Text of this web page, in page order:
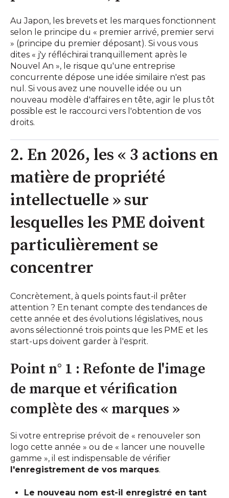
Au Japon, les brevets et les marques fonctionnent
selon le principe du « premier arrivé, premier servi
» (principe du premier déposant). Si vous vous
dites « j'y réfléchirai tranquillement après le
Nouvel An », le risque qu'une entreprise
concurrente dépose une idée similaire n'est pas
nul. Si vous avez une nouvelle idée ou un
nouveau modèle d'affaires en tête, agir le plus tôt
possible est le raccourci vers l'obtention de vos
droits.
2. En 2026, les « 3 actions en
matière de propriété
intellectuelle » sur
lesquelles les PME doivent
particulièrement se
concentrer
Concrètement, à quels points faut-il prêter
attention ? En tenant compte des tendances de
cette année et des évolutions législatives, nous
avons sélectionné trois points que les PME et les
start-ups doivent garder à l'esprit.
Point n° 1 : Refonte de l'image
de marque et vérification
complète des « marques »
Si votre entreprise prévoit de « renouveler son
logo cette année » ou de « lancer une nouvelle
gamme », il est indispensable de vérifier
l'enregistrement de vos marques.
Le nouveau nom est-il enregistré en tant